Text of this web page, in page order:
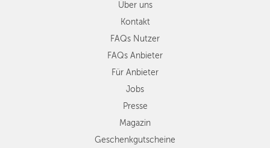
Über uns
Kontakt
FAQs Nutzer
FAQs Anbieter
Für Anbieter
Jobs
Presse
Magazin
Geschenkgutscheine